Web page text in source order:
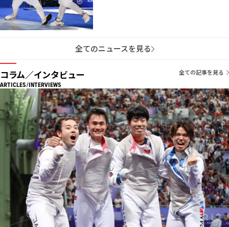
全てのニュースを見る
コラム／インタビュー
ARTICLES/INTERVIEWS
全ての記事を見る